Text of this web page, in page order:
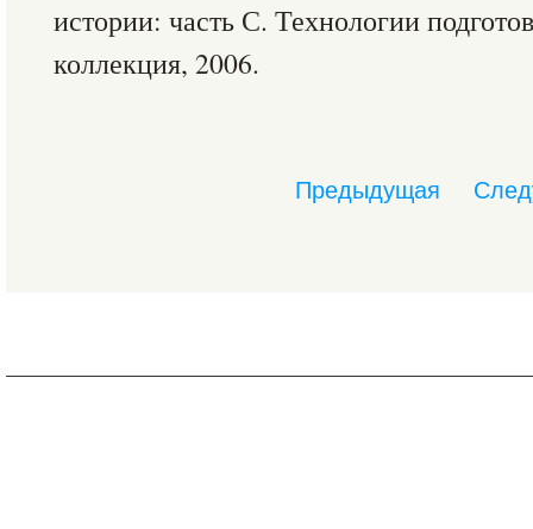
истории: часть С. Технологии
коллекция, 2006.
Предыдущая